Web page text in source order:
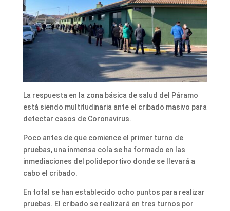
La respuesta en la zona básica de salud del Páramo
está siendo multitudinaria ante el cribado masivo para
detectar casos de Coronavirus.
Poco antes de que comience el primer turno de
pruebas, una inmensa cola se ha formado en las
inmediaciones del polideportivo donde se llevará a
cabo el cribado.
En total se han establecido ocho puntos para realizar
pruebas. El cribado se realizará en tres turnos por